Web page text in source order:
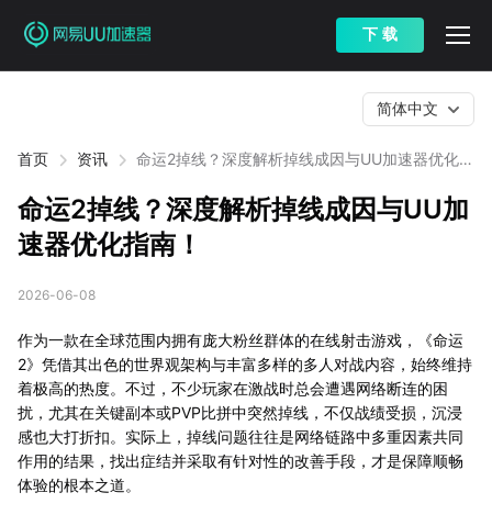
下 载
首页 资讯
命运2掉线？深度解析掉线成因与UU加速器优化指
简体中文
命运2掉线？深度解析掉线成因与UU加
速器优化指南！
2026-06-08
作为一款在全球范围内拥有庞大粉丝群体的在线射击游戏，《命运
2》凭借其出色的世界观架构与丰富多样的多人对战内容，始终维持
着极高的热度。不过，不少玩家在激战时总会遭遇网络断连的困
扰，尤其在关键副本或PVP比拼中突然掉线，不仅战绩受损，沉浸
感也大打折扣。实际上，掉线问题往往是网络链路中多重因素共同
作用的结果，找出症结并采取有针对性的改善手段，才是保障顺畅
体验的根本之道。